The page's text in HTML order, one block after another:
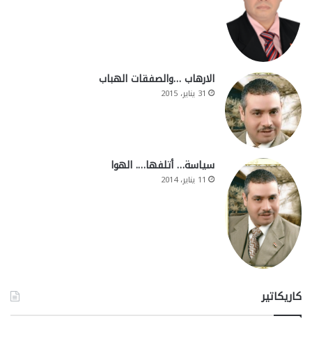
الارهاب …والصفقات الهباب
31 يناير، 2015
سياسة… أتلفها…. الهوا
11 يناير، 2014
كاريكاتير